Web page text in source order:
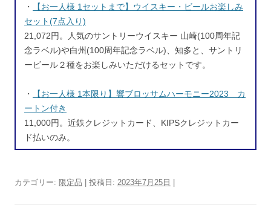
・
【お一人様 1セットまで】ウイスキー・ビールお楽しみ
セット(7点入り)
21,072円。人気のサントリーウイスキー 山崎(100周年記
念ラベル)や白州(100周年記念ラベル)、知多と、サントリ
ービール２種をお楽しみいただけるセットです。
・
【お一人様 1本限り】響ブロッサムハーモニー2023 カ
ートン付き
11,000円。近鉄クレジットカード、KIPSクレジットカー
ド払いのみ。
カテゴリー: 限定品 | 投稿日: 2023年7月25日